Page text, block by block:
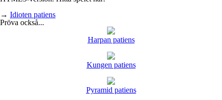
→ Idioten patiens
Pröva också...
Harpan patiens
Kungen patiens
Pyramid patiens